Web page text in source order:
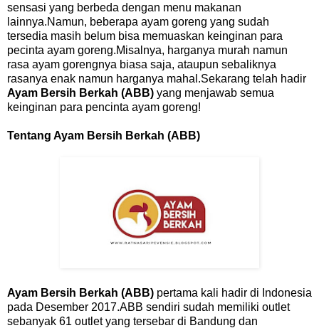
sensasi yang berbeda dengan menu makanan
lainnya.Namun, beberapa ayam goreng yang sudah
tersedia masih belum bisa memuaskan keinginan para
pecinta ayam goreng.Misalnya, harganya murah namun
rasa ayam gorengnya biasa saja, ataupun sebaliknya
rasanya enak namun harganya mahal.Sekarang telah hadir
Ayam Bersih Berkah (ABB) yang menjawab semua
keinginan para pencinta ayam goreng!
Tentang Ayam Bersih Berkah (ABB)
Ayam Bersih Berkah (ABB) pertama kali hadir di Indonesia
pada Desember 2017.ABB sendiri sudah memiliki outlet
sebanyak 61 outlet yang tersebar di Bandung dan